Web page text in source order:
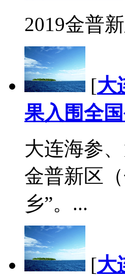
2019金普
[大
果入围全
大连海参
金普新区
乡”。...
[大